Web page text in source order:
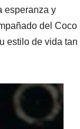
esperanza y
del Coco
estilo de vida tan